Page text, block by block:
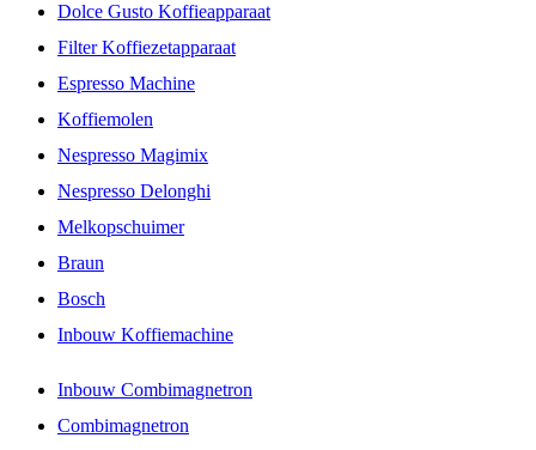
Dolce Gusto Koffieapparaat
Filter Koffiezetapparaat
Espresso Machine
Koffiemolen
Nespresso Magimix
Nespresso Delonghi
Melkopschuimer
Braun
Bosch
Inbouw Koffiemachine
Inbouw Combimagnetron
Combimagnetron